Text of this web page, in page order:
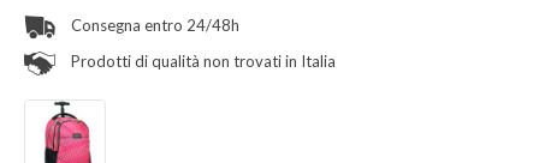
Consegna entro 24/48h
Prodotti di qualità non trovati in Italia